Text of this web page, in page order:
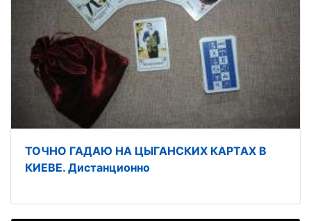
ТОЧНО ГАДАЮ НА ЦЫГАНСКИХ КАРТАХ В
КИЕВЕ. Дистанционно